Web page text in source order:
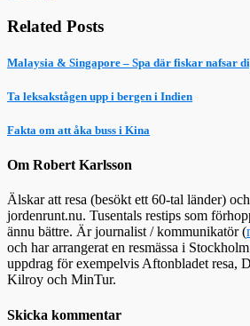
Related Posts
Malaysia & Singapore – Spa där fiskar nafsar
Ta leksakstågen upp i bergen i Indien
Fakta om att åka buss i Kina
Om Robert Karlsson
Älskar att resa (besökt ett 60-tal länder)
jordenrunt.nu. Tusentals restips som
ännu bättre. Är journalist / kommunikatör (
och har arrangerat en resmässa i
uppdrag för exempelvis Aftonbladet resa,
Kilroy och MinTur.
Skicka kommentar